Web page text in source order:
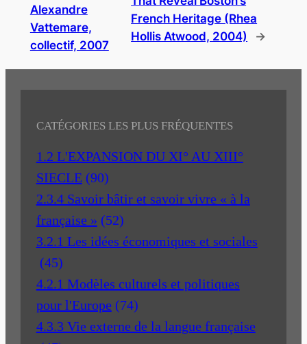
Alexandre
Vattemare,
collectif, 2007
French Heritage (Rhea
Hollis Atwood, 2004)
→
CATÉGORIES LES PLUS FRÉQUENTES
1.2 L'EXPANSION DU XI° AU XIII°
SIECLE (90)
2.3.4 Savoir bâtir et savoir vivre « à la
française » (52)
3.2.1 Les idées économiques et sociales
(45)
4.2.1 Modèles culturels et politiques
pour l'Europe (74)
4.3.3 Vie externe de la langue française